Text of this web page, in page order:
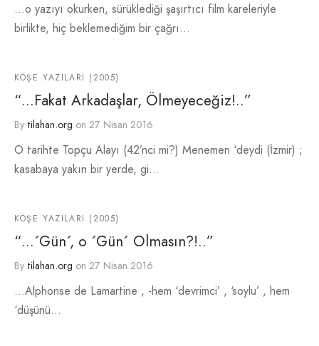
…o yazıyı okurken, sürüklediği şaşırtıcı film kareleriyle
birlikte, hiç beklemediğim bir çağrı…
KÖŞE YAZILARI (2005)
“…Fakat Arkadaşlar, Ölmeyeceğiz!..”
By tilahan.org on 27 Nisan 2016
O tarihte Topçu Alayı (42’nci mi?) Menemen ‘deydi (İzmir) ;
kasabaya yakın bir yerde, gi…
KÖŞE YAZILARI (2005)
“…´Gün´, o ´Gün´ Olmasın?!..”
By tilahan.org on 27 Nisan 2016
…Alphonse de Lamartine , -hem ‘devrimci’ , ‘soylu’ , hem
‘düşünü…